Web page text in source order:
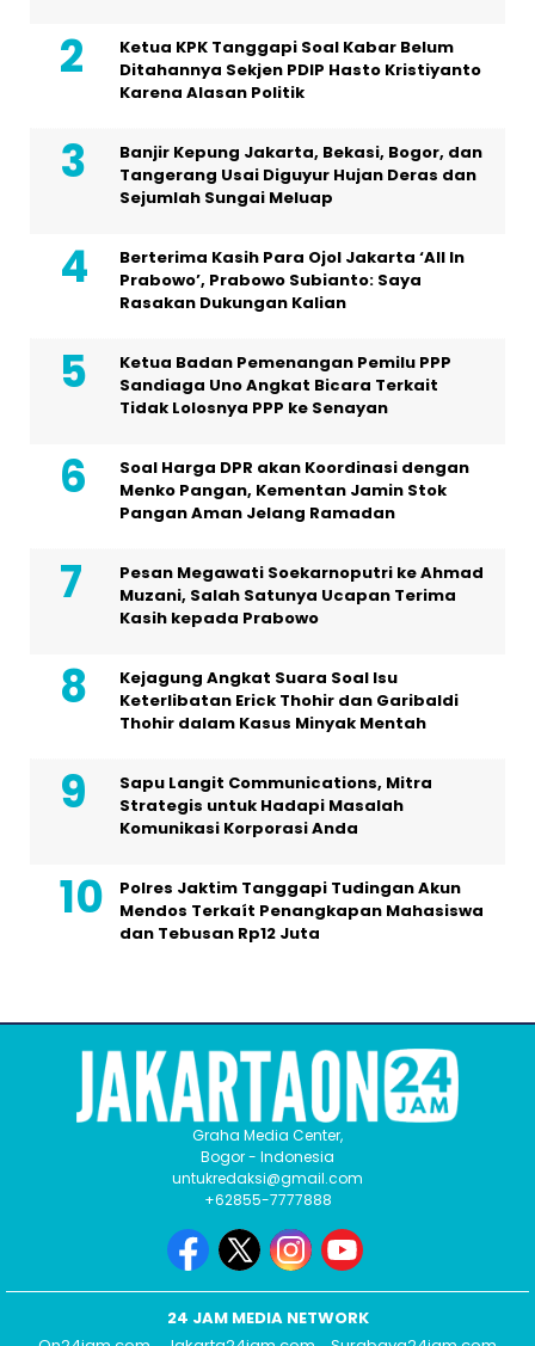
Ketua KPK Tanggapi Soal Kabar Belum
Ditahannya Sekjen PDIP Hasto Kristiyanto
Karena Alasan Politik
Banjir Kepung Jakarta, Bekasi, Bogor, dan
Tangerang Usai Diguyur Hujan Deras dan
Sejumlah Sungai Meluap
Berterima Kasih Para Ojol Jakarta ‘All In
Prabowo’, Prabowo Subianto: Saya
Rasakan Dukungan Kalian
Ketua Badan Pemenangan Pemilu PPP
Sandiaga Uno Angkat Bicara Terkait
Tidak Lolosnya PPP ke Senayan
Soal Harga DPR akan Koordinasi dengan
Menko Pangan, Kementan Jamin Stok
Pangan Aman Jelang Ramadan
Pesan Megawati Soekarnoputri ke Ahmad
Muzani, Salah Satunya Ucapan Terima
Kasih kepada Prabowo
Kejagung Angkat Suara Soal Isu
Keterlibatan Erick Thohir dan Garibaldi
Thohir dalam Kasus Minyak Mentah
Sapu Langit Communications, Mitra
Strategis untuk Hadapi Masalah
Komunikasi Korporasi Anda
Polres Jaktim Tanggapi Tudingan Akun
Mendos Terkaít Penangkapan Mahasiswa
dan Tebusan Rp12 Juta
Graha Media Center,
Bogor - Indonesia
untukredaksi@gmail.com
+62855-7777888
24 JAM MEDIA NETWORK